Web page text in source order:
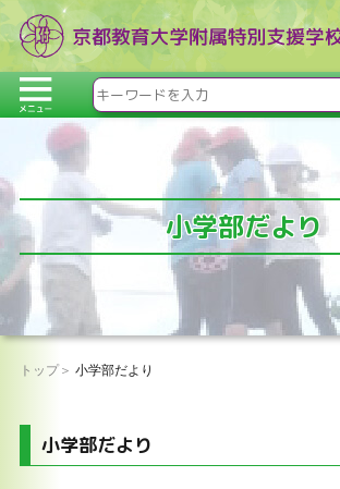
小学部だより
トップ 小学部だより
小学部だより